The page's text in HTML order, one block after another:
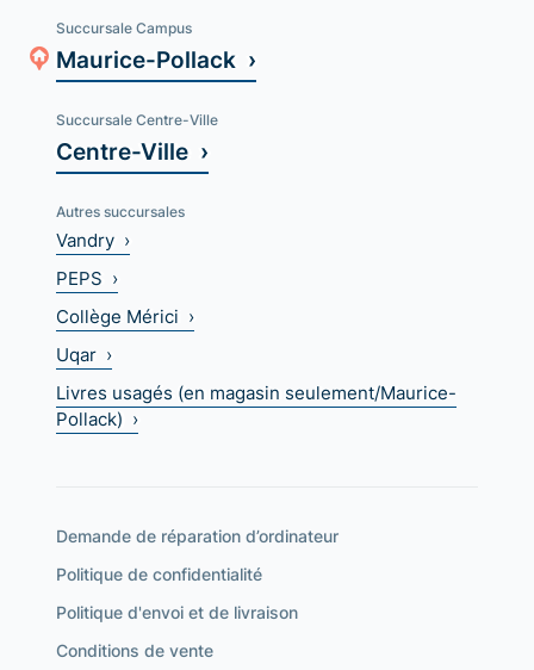
Succursale Campus
Maurice-Pollack ›
Succursale Centre-Ville
Centre-Ville ›
Autres succursales
Vandry ›
PEPS ›
Collège Mérici ›
Uqar ›
Livres usagés (en magasin seulement/Maurice-
Pollack) ›
Demande de réparation d’ordinateur
Politique de confidentialité
Politique d'envoi et de livraison
Conditions de vente